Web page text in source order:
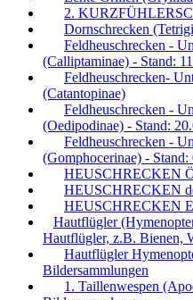
2.
Dornschrecken
Feldheuschrecken -
(Calliptaminae) - Stand:
Feldheuschrecken-
(Catantopinae)
Feldheuschrecken -
(Oedipodinae) - Stand:
Feldheuschrecken -
(Gomphocerinae) - Stand:
HEUSCHRECKEN
HEUSCHRECKEN
HEUSCHRECKEN
Hautflügler
Hautflügler, z.B. Bienen,
Hautflügler
Bildersammlungen
1. Taillenwespen